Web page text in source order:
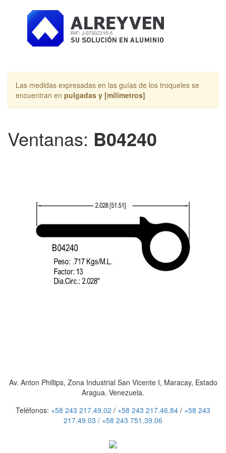
navigation
Las medidas expresadas en las guías de los troqueles se
encuentran en pulgadas y [milímetros]
Ventanas: B04240
Av. Anton Phillips, Zona Industrial San Vicente I, Maracay, Estado
Aragua. Venezuela.
Teléfonos: +58 243 217.49.02 / +58 243 217.46.84 / +58 243
217.49.03 / +58 243 751.39.06